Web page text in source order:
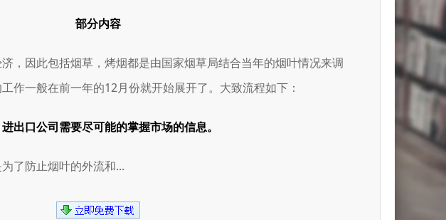
部分内容
，因此包括烟草，烤烟都是由国家烟草局结合当年的烟叶情况来调
作一般在前一年的12月份就开始展开了。大致流程如下：
出口公司需要尽可能的掌握市场的信息。
了防止烟叶的外流和...